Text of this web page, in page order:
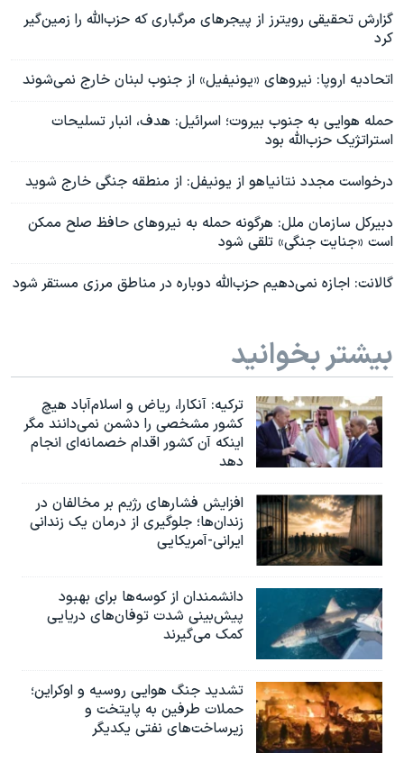
گزارش تحقیقی رویترز از پیجرهای مرگباری که حزب‌الله را زمین‌گیر
کرد
اتحادیه اروپا: نیروهای «یونیفیل» از جنوب لبنان خارج نمی‌شوند
حمله هوایی به جنوب بیروت؛ اسرائیل: هدف، انبار تسلیحات
استراتژیک حزب‌الله بود
درخواست مجدد نتانیاهو از یونیفل: از منطقه جنگی خارج شوید
دبیرکل سازمان ملل: هرگونه حمله به نیروهای حافظ صلح ممکن
است «جنایت جنگی» تلقی شود
گالانت: اجازه نمی‌دهیم حزب‌الله دوباره در مناطق مرزی مستقر شود
بیشتر بخوانید
ترکیه: آنکارا، ریاض و اسلام‌آباد هیچ
کشور مشخصی را دشمن نمی‌دانند مگر
اینکه آن کشور اقدام خصمانه‌ای انجام
دهد
افزایش فشارهای رژیم بر مخالفان در
زندان‌ها؛ جلوگیری از درمان یک زندانی
ایرانی-آمریکایی
دانشمندان از کوسه‌ها برای بهبود
پیش‌بینی شدت توفان‌های دریایی
کمک می‌گیرند
تشدید جنگ هوایی روسیه و اوکراین؛
حملات طرفین به پایتخت‌ و
زیرساخت‌های نفتی یکدیگر